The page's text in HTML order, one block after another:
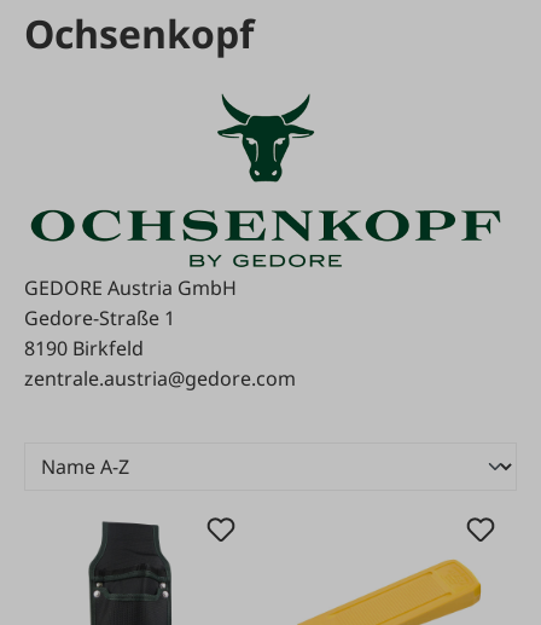
Ochsenkopf
GEDORE Austria GmbH
Gedore-Straße 1
8190 Birkfeld
zentrale.austria@gedore.com